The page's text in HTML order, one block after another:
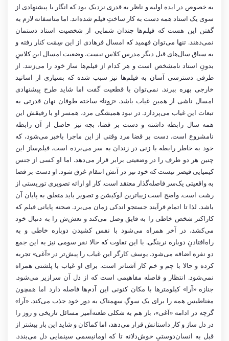
به خصوص در ایده اولیه و ناظر به قدری نزدیک بود که انگار با پیشنهادی از
سوی یک استاد همه دست‌ به کار ساختِ فیلم شده‌اند. اما متاسفانه لازم به
گفتن این هست که فیلم‌ها چندان شمایی از شخصیت استاد دستمان
نمی‌دهند. تنها می‌توان فهمید که امسال فرهادی از این سِمَت کنار رفته و
به سیاق سال‌های قبل دیگر مدرس کلاس نیست. وضعیت امسال این کلاسِ
بدونِ استاد نامشخص است و هر کدام از فیلم‌ها ساز خود را می‌زنند. از
طرفی دسترسی آسان به فیلم‌ها نیز سبب شده که بسیاری از اساتید
خارجی بهره ببرند. نمی‌توان با قطعیت گفت اما شاید طرح پیشنهادی
امسال ناشی از همین غیاب باشد. «زونا» ساخته طوفان نهان قدرتی به
تبعات این غیاب می‌پردازد. در نبود همیشگی مرد، همسر او با رفیقش این
همه سال رابطه داشته و دست بر قضا، بچه نیز حاصل از آن رابطه
نامشروع است. دست‌ بر قضا مرد وقتی از این ماجرا باخبر می‌شود، که
خود به خاطر رابطه با زنی در زندان به سر می‌برده است. فیلم‌ساز این
چنین هر دو طرف را در وضعیتی برابر قرار می‌دهد. اما او کسی از جنس
کیمیایی قیصر نیست که خود نیز در آتش انتقام غرق شود. او دست بر قضا
به واقعیتی یک‌سر فاصله‌گذار معتقد است. کار او ارائه تصویری توریستی از
رشت است. واضح است زیباترین لوکیشن و تصویر باید متعلق به پایان آن
باشد. لذا تا اتمام فرآیند جستجو اندکی زمان می‌برد. صحنه پایانی فیلم که
کاراکتر شخص خاطی را به قایق وصل می‌کند و نعش‌ش را به دنبال خود
می‌کشد، در آخر همراه می‌شود با نفس کشیدن دوباره خاطی و به
راه‌افتادنِ دوباره نرینگی. با این تفاوت که حالا نفر سومی نیز به این جمع
دو نفره اضافه می‌شود. یوسف کارگر این غیاب را پیش‌تر در «آغی» تجربه
کرده و حالا با چم و خم کار آشناتر است. برای او غیاب با پلشتی همراه
نمی‌شود. انتظار و فاصله مفاهیمی است که از دل آن سرازیر می‌شود.
جنازه «آرا» کیلومترها با مکان کنونی این آدم‌ها فاصله دارد اما همچون
مغناطیس همه را برای یک سوگِ سهمناک به دور خود جذب می‌کند. «آرا»
گرچه در ادامه «آغی»، باز هم به شکلی طعنه‌آمیز مسائل تاریخی و روز را
در دل ساز و کار داستانش قرار می‌دهد، اما کماکان و شاید این بار بیشتر از
قبل به انسان‌دوستیِ خوش‌دلانه تا که اومانیسمی سینمایی دل می‌بندد.